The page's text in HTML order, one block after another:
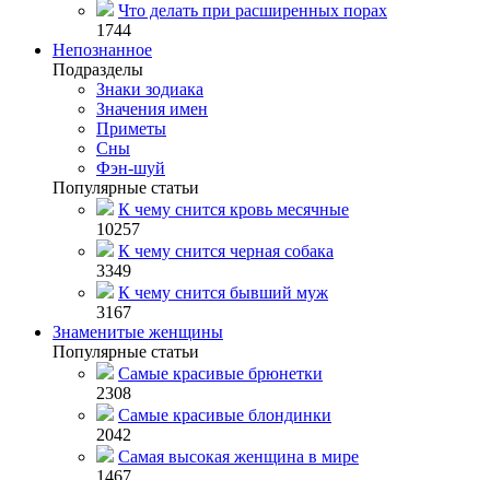
Что делать при расширенных порах
1744
Непознанное
Подразделы
Знаки зодиака
Значения имен
Приметы
Сны
Фэн-шуй
Популярные статьи
К чему снится кровь месячные
10257
К чему снится черная собака
3349
К чему снится бывший муж
3167
Знаменитые женщины
Популярные статьи
Самые красивые брюнетки
2308
Самые красивые блондинки
2042
Самая высокая женщина в мире
1467